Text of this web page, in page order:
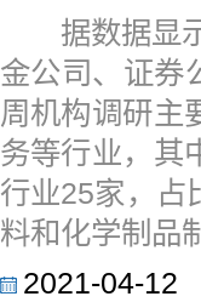
据数据显示
金公司、证
周机构调研主
务等行业，其
行业25家，占
料和化学制
2021-04-12